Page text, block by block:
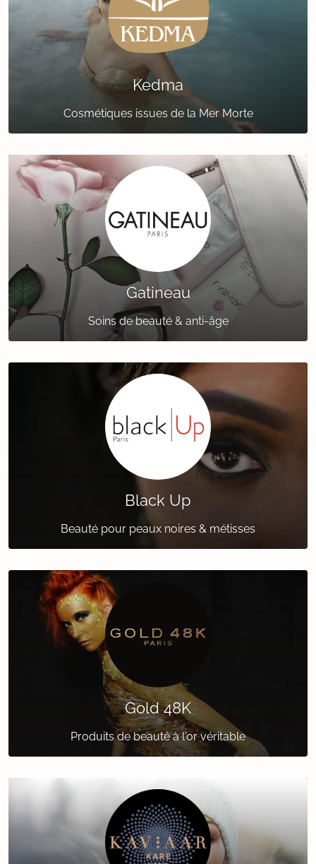
Kedma
Cosmétiques issues de la Mer Morte
Gatineau
Soins de beauté & anti-âge
Black Up
Beauté pour peaux noires & métisses
Gold 48K
Produits de beauté à l'or véritable